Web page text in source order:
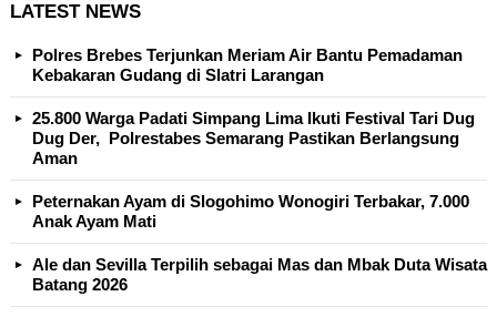
LATEST NEWS
Polres Brebes Terjunkan Meriam Air Bantu Pemadaman
Kebakaran Gudang di Slatri Larangan
25.800 Warga Padati Simpang Lima Ikuti Festival Tari Dug
Dug Der, Polrestabes Semarang Pastikan Berlangsung
Aman
Peternakan Ayam di Slogohimo Wonogiri Terbakar, 7.000
Anak Ayam Mati
Ale dan Sevilla Terpilih sebagai Mas dan Mbak Duta Wisata
Batang 2026